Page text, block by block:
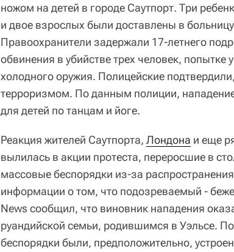
ножом на детей в городе Саутпорт. Три
и двое взрослых были доставлены в
Правоохранители задержали 17-летнего
обвинения в убийстве трех человек, попытке
холодного оружия. Полицейские
терроризмом. По данным полиции,
для детей по танцам и йоге.
Реакция жителей Саутпорта, Лондона и еще
вылилась в акции протеста, переросшие в
массовые беспорядки из-за
информации о том, что подозреваемый -
News сообщил, что виновник нападения
руандийской семьи, родившимся в Уэльсе.
беспорядки были, предположительно,